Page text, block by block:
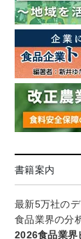
書籍案内
最新5万社のデ
食品業界の分
2026食品業界